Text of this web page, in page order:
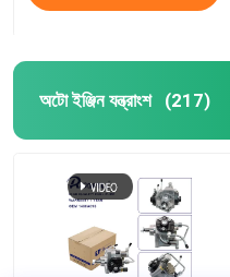
অটো ইঞ্জিন যন্ত্রাংশ (217)